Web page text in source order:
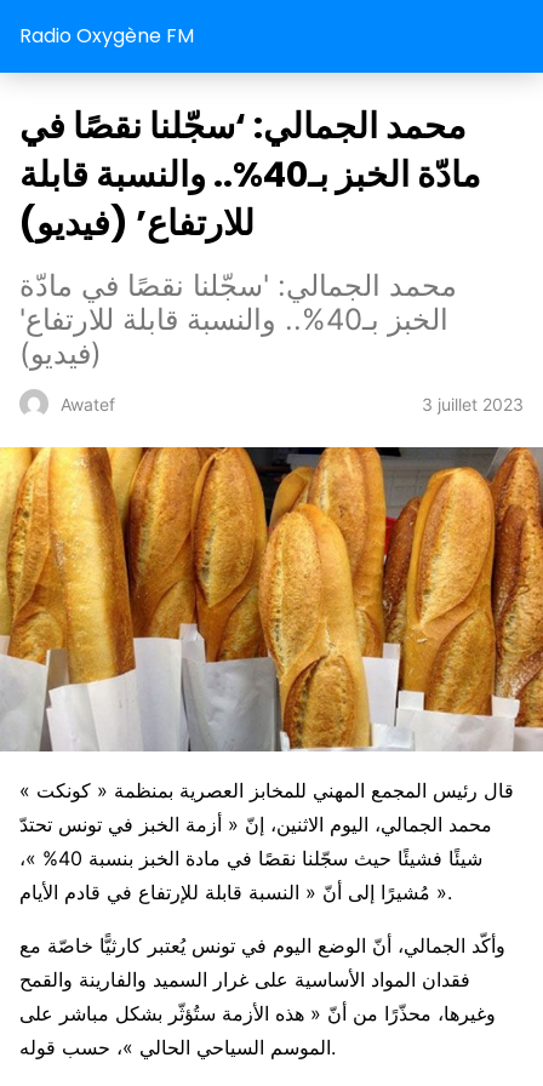
Radio Oxygène FM
محمد الجمالي: ‘سجّلنا نقصًا في
مادّة الخبز بـ40%.. والنسبة قابلة
للارتفاع’ (فيديو)
محمد الجمالي: 'سجّلنا نقصًا في مادّة
الخبز بـ40%.. والنسبة قابلة للارتفاع'
(فيديو)
Awatef 3 juillet 2023
قال رئيس المجمع المهني للمخابز العصرية بمنظمة « كونكت »
محمد الجمالي، اليوم الاثنين، إنّ « أزمة الخبز في تونس تحتدّ
شيئًا فشيئًا حيث سجّلنا نقصًا في مادة الخبز بنسبة 40% »،
مُشيرًا إلى أنّ « النسبة قابلة للإرتفاع في قادم الأيام ».
وأكّد الجمالي، أنّ الوضع اليوم في تونس يُعتبر كارثيًّا خاصّة مع
فقدان المواد الأساسية على غرار السميد والفارينة والقمح
وغيرها، محذّرًا من أنّ « هذه الأزمة ستُؤثّر بشكل مباشر على
الموسم السياحي الحالي »، حسب قوله.